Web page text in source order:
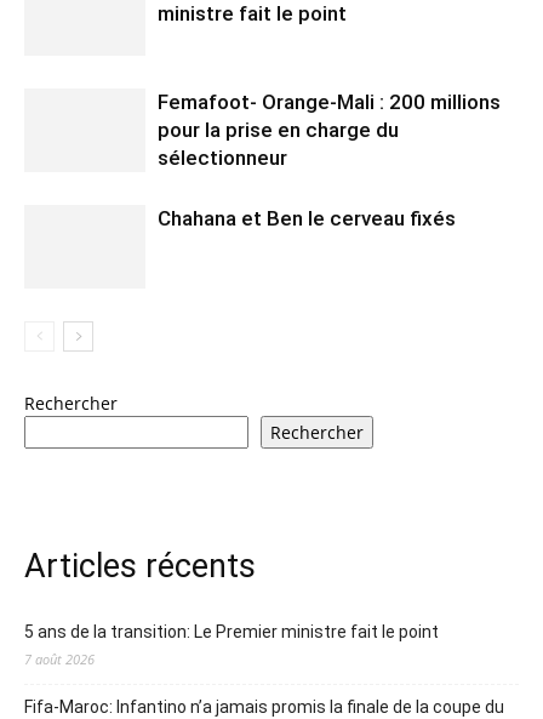
ministre fait le point
Femafoot- Orange-Mali : 200 millions
pour la prise en charge du
sélectionneur
Chahana et Ben le cerveau fixés
Rechercher
Rechercher
Articles récents
5 ans de la transition: Le Premier ministre fait le point
7 août 2026
Fifa-Maroc: Infantino n’a jamais promis la finale de la coupe du